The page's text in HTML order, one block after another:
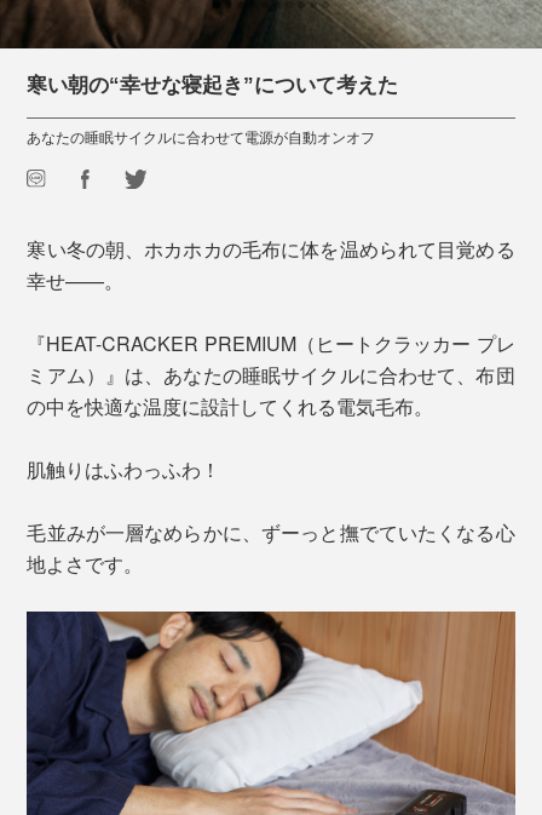
寒い朝の“幸せな寝起き”について考えた
あなたの睡眠サイクルに合わせて電源が自動オンオフ
寒い冬の朝、ホカホカの毛布に体を温められて目覚める
幸せ——。
『HEAT-CRACKER PREMIUM（ヒートクラッカー プレ
ミアム）』は、あなたの睡眠サイクルに合わせて、布団
の中を快適な温度に設計してくれる電気毛布。
肌触りはふわっふわ！
毛並みが一層なめらかに、ずーっと撫でていたくなる心
地よさです。